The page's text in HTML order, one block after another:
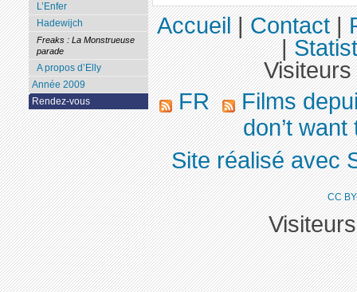
L’Enfer
Hadewijch
Freaks : La Monstrueuse
parade
A propos d’Elly
Année 2009
Rendez-vous
Accueil|Contact|
|
FR
Films
don’t
Site réalisé avec
CC